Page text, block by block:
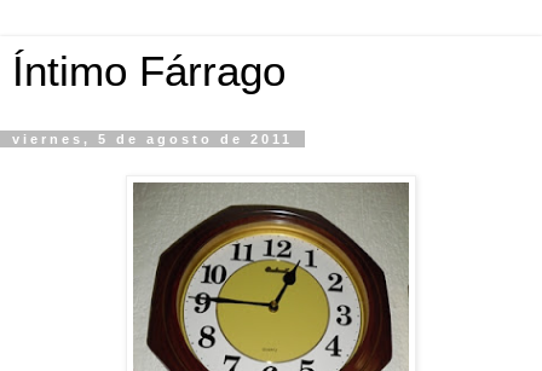
Íntimo Fárrago
viernes, 5 de agosto de 2011